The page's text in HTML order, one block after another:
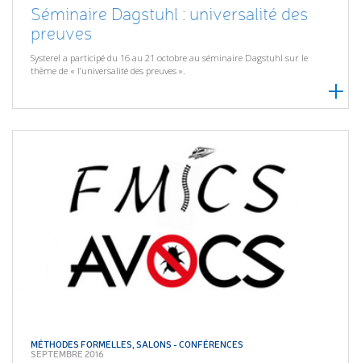
Séminaire Dagstuhl : universalité des
preuves
Systerel a participé du 16 au 21 octobre au séminaire Dagstuhl sur le
thème de « l’universalité des preuves ».
MÉTHODES FORMELLES,SALONS - CONFÉRENCES
SEPTEMBRE 2016